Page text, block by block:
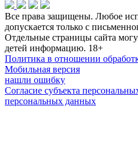
Все права защищены. Любое
допускается только с
Отдельные страницы сайта
детей информацию. 18+
Политика в отношении
Мобильная версия
нашли ошибку
Согласие субъекта
персональных данных